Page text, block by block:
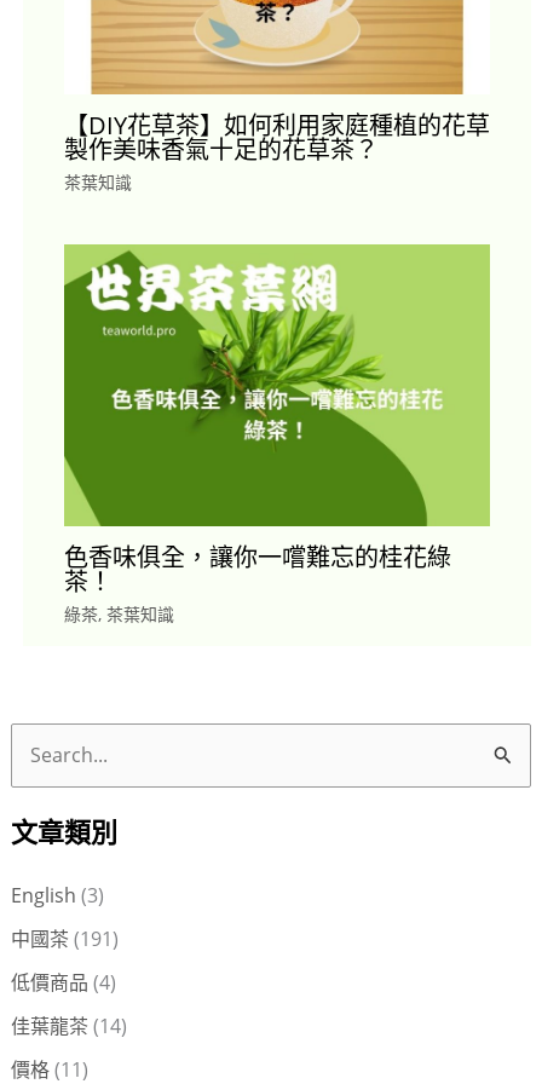
【DIY花草茶】如何利用家庭種植的花草
製作美味香氣十足的花草茶？
茶葉知識
色香味俱全，讓你一嚐難忘的桂花綠
茶！
綠茶, 茶葉知識
關
文章類別
English (3)
中國茶 (191)
低價商品 (4)
佳葉龍茶 (14)
價格(11)